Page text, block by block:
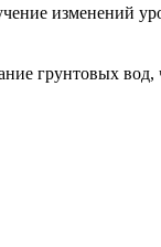
изменений
грунтовых вод,